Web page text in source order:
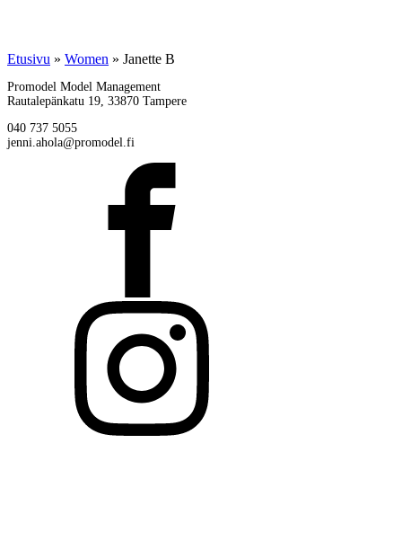
Etusivu » Women » Janette B
Promodel Model Management
Rautalepänkatu 19, 33870 Tampere
040 737 5055
jenni.ahola@promodel.fi